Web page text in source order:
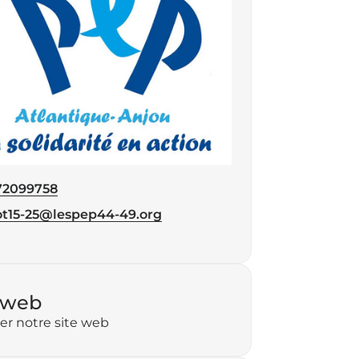
25@lespep44-49.org
notre site web